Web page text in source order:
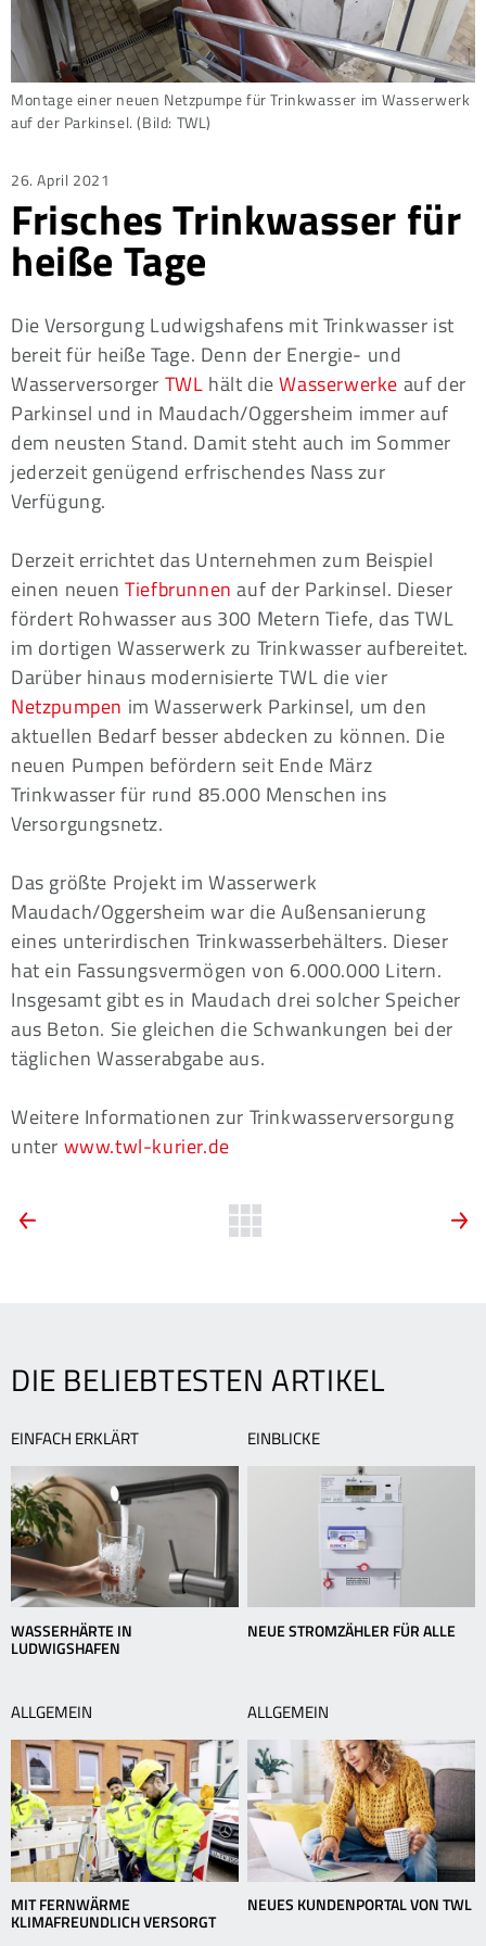
Montage einer neuen Netzpumpe für Trinkwasser im Wasserwerk
auf der Parkinsel. (Bild: TWL)
Posted
on
26. April 2021
Frisches Trinkwasser für
heiße Tage
Die Versorgung Ludwigshafens mit Trinkwasser ist
bereit für heiße Tage. Denn der Energie- und
Wasserversorger TWL hält dieWasserwerke auf der
Parkinsel und in Maudach/Oggersheim immer auf
dem neusten Stand. Damit steht auch im Sommer
jederzeit genügend erfrischendes Nass zur
Verfügung.
Derzeit errichtet das Unternehmen zum Beispiel
einen neuenTiefbrunnen auf der Parkinsel. Dieser
fördert Rohwasser aus 300 Metern Tiefe, das TWL
im dortigen Wasserwerk zu Trinkwasser aufbereitet.
Darüber hinaus modernisierte TWL die vier
Netzpumpen im Wasserwerk Parkinsel, um den
aktuellen Bedarf besser abdecken zu können. Die
neuen Pumpen befördern seit Ende März
Trinkwasser für rund 85.000 Menschen ins
Versorgungsnetz.
Das größte Projekt im Wasserwerk
Maudach/Oggersheim war die Außensanierung
eines unterirdischen Trinkwasserbehälters. Dieser
hat ein Fassungsvermögen von 6.000.000 Litern.
Insgesamt gibt es in Maudach drei solcher Speicher
aus Beton. Sie gleichen die Schwankungen bei der
täglichen Wasserabgabe aus.
Weitere Informationen zur Trinkwasserversorgung
unter www.twl-kurier.de
ARTIKEL-
Zurück
DIE BELIEBTESTEN ARTIKEL
EINFACH ERKLÄRT
WASSERHÄRTE IN
LUDWIGSHAFEN
EINBLICKE
NEUE STROMZÄHLER FÜR ALLE
ALLGEMEIN
MIT FERNWÄRME
KLIMAFREUNDLICH VERSORGT
ALLGEMEIN
NEUES KUNDENPORTAL VON TWL